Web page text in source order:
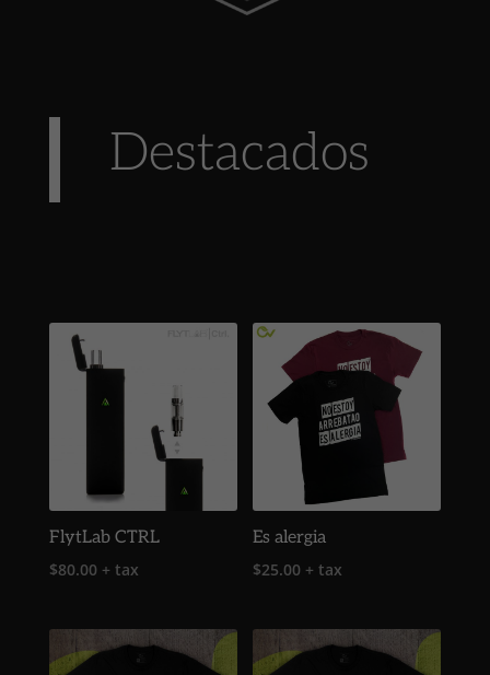
Destacados
FlytLab CTRL
$80.00 + tax
Es alergia
$25.00 + tax